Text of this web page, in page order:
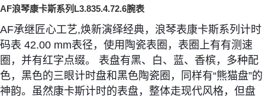
AF浪琴康卡斯系列L3.835.4.72.6腕表
AF承继匠心工艺,焕新演绎经典，浪琴表康卡斯系列计时
码表 42.00 mm表径，使用陶瓷表圈，表圈上有有测速
圈，并有红字点缀。 表盘有黑、白、蓝、香槟，多种配
色，黑色的三眼计时盘和黑色陶瓷圈，同样有“熊猫盘”的
神韵。虽然康卡斯计时的表盘，整体走现代风格，但盘